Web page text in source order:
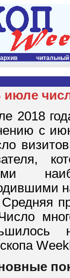
архив читальный
июле
2018
с